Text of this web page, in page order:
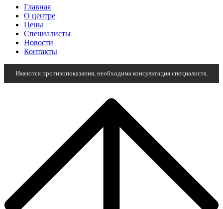
Главная
О центре
Цены
Специалисты
Новости
Контакты
Имеются противопоказания, необходима консультация специалиста.